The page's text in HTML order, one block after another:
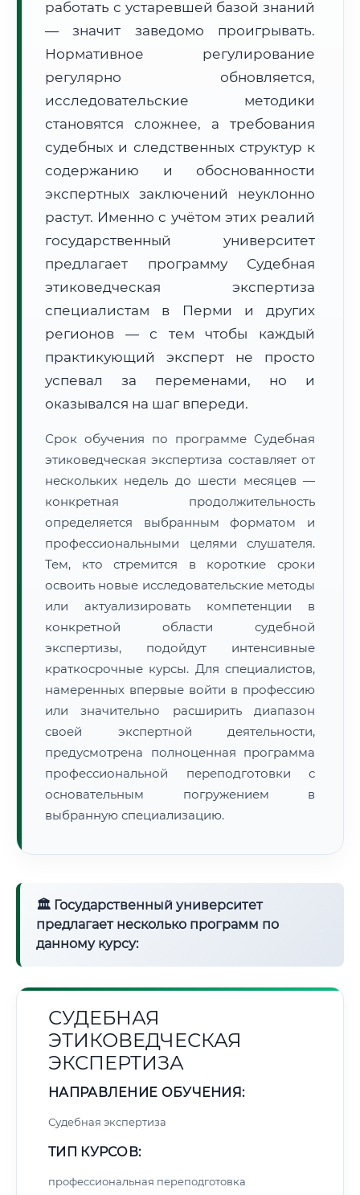
Формат учебы:
Дистанционно
🗺️ Зона обслуживания: г. Пермь
• Маршрут транзита: ~1 658 км
📜 Документы и аккредитация ФИС ФРДО
Нажмите на документ для увеличения и просмотра
работать с устаревшей базой знаний
— значит заведомо проигрывать.
Нормативное регулирование
регулярно обновляется,
исследовательские методики
становятся сложнее, а требования
судебных и следственных структур к
содержанию и обоснованности
экспертных заключений неуклонно
растут. Именно с учётом этих реалий
государственный университет
предлагает программу Судебная
этиковедческая экспертиза
специалистам в Перми и других
регионов — с тем чтобы каждый
практикующий эксперт не просто
успевал за переменами, но и
оказывался на шаг впереди.
Срок обучения по программе Судебная
этиковедческая экспертиза составляет от
нескольких недель до шести месяцев —
конкретная продолжительность
определяется выбранным форматом и
профессиональными целями слушателя.
Тем, кто стремится в короткие сроки
освоить новые исследовательские методы
или актуализировать компетенции в
конкретной области судебной
экспертизы, подойдут интенсивные
краткосрочные курсы. Для специалистов,
намеренных впервые войти в профессию
или значительно расширить диапазон
своей экспертной деятельности,
предусмотрена полноценная программа
профессиональной переподготовки с
основательным погружением в
выбранную специализацию.
🏛 Государственный университет
предлагает несколько программ по
данному курсу:
СУДЕБНАЯ
ЭТИКОВЕДЧЕСКАЯ
ЭКСПЕРТИЗА
НАПРАВЛЕНИЕ ОБУЧЕНИЯ:
Судебная экспертиза
ТИП КУРСОВ:
профессиональная переподготовка